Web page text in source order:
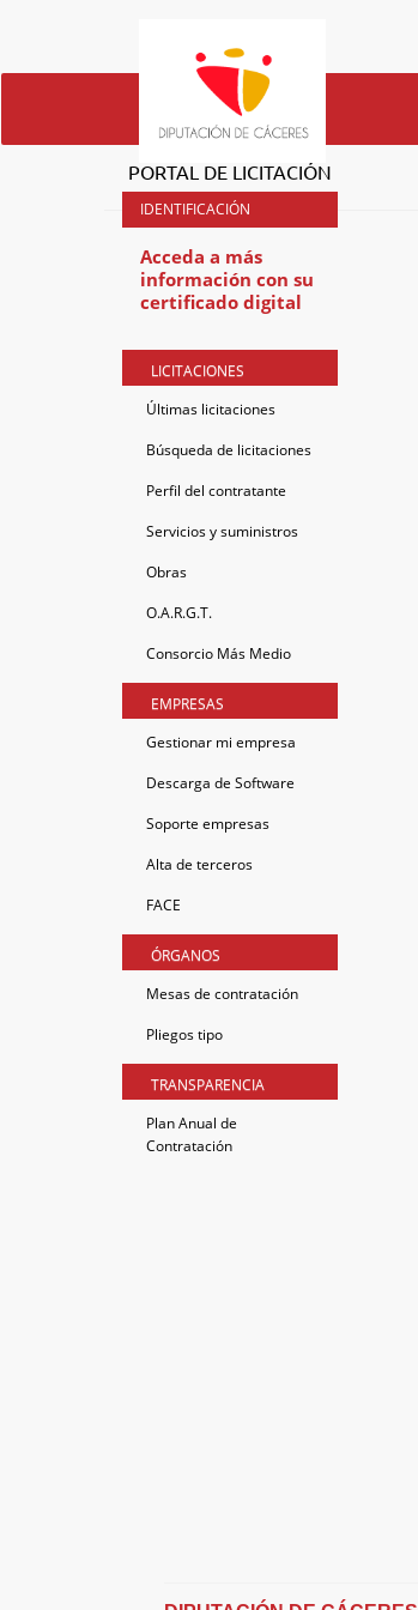
PORTAL DE LICITACIÓN
Acceda a más
información con su
certificado digital
LICITACIONES
Últimas licitaciones
Búsqueda de licitaciones
Perfil del contratante
Servicios y suministros
Obras
O.A.R.G.T.
Consorcio Más Medio
EMPRESAS
Gestionar mi empresa
Descarga de Software
Soporte empresas
Alta de terceros
FACE
ÓRGANOS
Mesas de contratación
Pliegos tipo
TRANSPARENCIA
Plan Anual de
Contratación